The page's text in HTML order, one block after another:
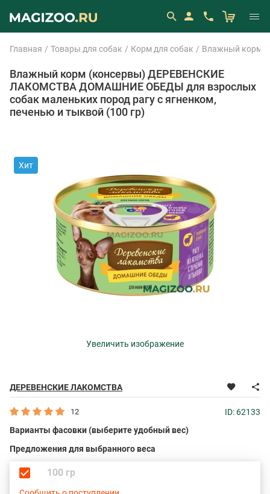
Главная Товары для собак Корм для собак Влажный корм
Влажный корм (консервы) ДЕРЕВЕНСКИЕ
ЛАКОМСТВА ДОМАШНИЕ ОБЕДЫ для взрослых
собак маленьких пород рагу с ягненком,
печенью и тыквой (100 гр)
ДЕРЕВЕНСКИЕ ЛАКОМСТВА
Увеличить изображение
12
ID: 62133
Варианты фасовки (выберите удобный вес)
Предложения для выбранного веса
100 гр